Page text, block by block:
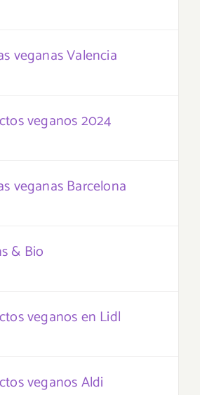
veganas Valencia
veganos 2024
veganas Barcelona
& Bio
veganos en Lidl
veganos Aldi